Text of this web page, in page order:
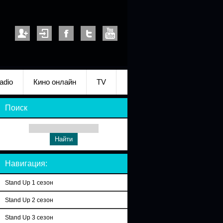
Кино онлайн TV
Поиск
Навигация:
Stand Up 1 сезон
Stand Up 2 сезон
Stand Up 3 сезон